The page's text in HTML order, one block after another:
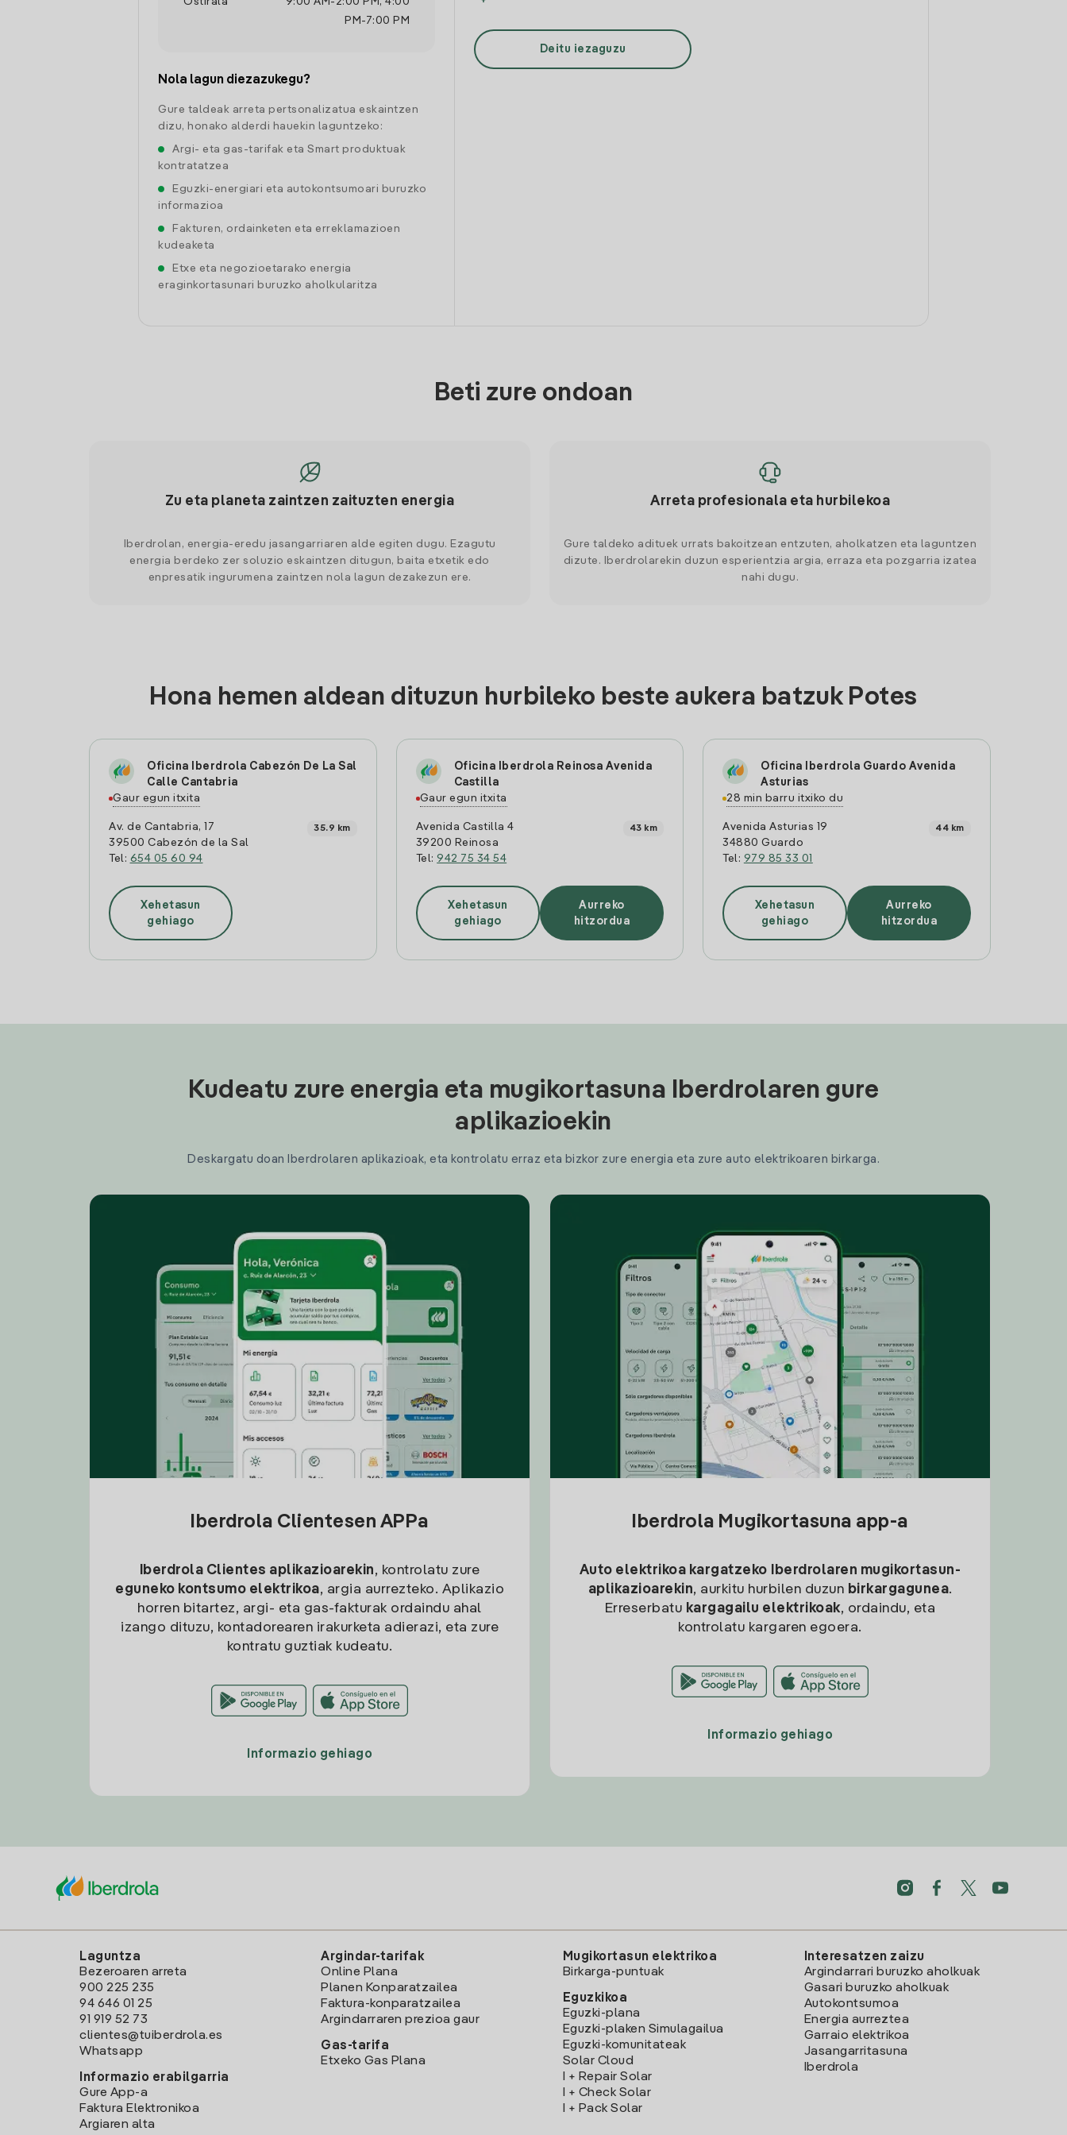
PM -7:00 PM
Nola lagun diezazukegu?
Gure taldeak arreta pertsonalizatua eskaintzen
dizu, honako alderdi hauekin laguntzeko:
Argi- eta gas-tarifak eta Smart produktuak
kontratatzea
Eguzki-energiari eta autokontsumoari buruzko
informazioa
Fakturen, ordainketen eta erreklamazioen
kudeaketa
Etxe eta negozioetarako energia
eraginkortasunari buruzko aholkularitza
Deitu iezaguzu
Beti zure ondoan
Zu eta planeta zaintzen zaituzten energia
Iberdrolan, energia-eredu jasangarriaren alde egiten dugu. Ezagutu
energia berdeko zer soluzio eskaintzen ditugun, baita etxetik edo
enpresatik ingurumena zaintzen nola lagun dezakezun ere.
Arreta profesionala eta hurbilekoa
Gure taldeko adituek urrats bakoitzean entzuten, aholkatzen eta laguntzen
dizute. Iberdrolarekin duzun esperientzia argia, erraza eta pozgarria izatea
nahi dugu.
Hona hemen aldean dituzun hurbileko beste aukera batzuk Potes
Oficina Iberdrola Cabezón De La Sal
Calle Cantabria
Gaur egun itxita
Av. de Cantabria, 17
39500 Cabezón de la Sal
Tel: 654 05 60 94
35.9 km
Xehetasun
gehiago
Oficina Iberdrola Reinosa Avenida
Castilla
Gaur egun itxita
Avenida Castilla 4
39200 Reinosa
Tel:942 75 34 54
43 km
Xehetasun
gehiago
Aurreko
hitzordua
Oficina Iberdrola Guardo Avenida
Asturias
28 min barru itxiko du
Avenida Asturias 19
34880 Guardo
Tel: 979 85 33 01
44 km
Xehetasun
gehiago
Aurreko
hitzordua
Kudeatu zure energia eta mugikortasuna Iberdrolaren gure
aplikazioekin
Deskargatu doan Iberdrolaren aplikazioak, eta kontrolatu erraz eta bizkor zure energia eta zure auto elektrikoaren birkarga.
Iberdrola Clientesen APPa
Iberdrola Clientes aplikazioarekin, kontrolatu zure
eguneko kontsumo elektrikoa, argia aurrezteko. Aplikazio
horren bitartez, argi- eta gas-fakturak ordaindu ahal
izango dituzu, kontadorearen irakurketa adierazi, eta zure
kontratu guztiak kudeatu.
Informazio gehiago
Iberdrola Mugikortasuna app-a
Auto elektrikoa kargatzeko
Iberdrolaren mugikortasun-
aplikazioarekin, aurkitu hurbilen duzun birkargagunea.
Erreserbatu kargagailu elektrikoak, ordaindu, eta
kontrolatu kargaren egoera.
Informazio gehiago
Laguntza
Bezeroaren arreta
900 225 235
94 646 01 25
91 919 52 73
clientes@tuiberdrola.es
Whatsapp
Informazio erabilgarria
Gure App-a
Faktura Elektronikoa
Argiaren alta
Argindar-tarifak
Online Plana
Planen Konparatzailea
Faktura-konparatzailea
Argindarraren prezioa gaur
Gas-tarifa
Etxeko Gas Plana
Mugikortasun elektrikoa
Birkarga-puntuak
Eguzkikoa
Eguzki-plana
Eguzki-plaken Simulagailua
Eguzki-komunitateak
Solar Cloud
I + Repair Solar
I + Check Solar
I + Pack Solar
Interesatzen zaizu
Argindarrari buruzko aholkuak
Gasari buruzko aholkuak
Autokontsumoa
Energia aurreztea
Garraio elektrikoa
Jasangarritasuna
Iberdrola